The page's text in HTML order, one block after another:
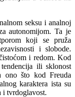
seksu i analnoj
autonomijom. Ta je
koji se pruža
i slobode.
i redom. Kod
ili sklonost
ono što kod Freuda
karaktera ista su
i tvrdoglavost.